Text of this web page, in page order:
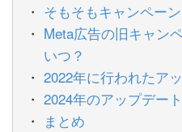
そもそもキャンペー
Meta広告の旧キャン
いつ？
2022年に行われたア
2024年のアップデー
まとめ